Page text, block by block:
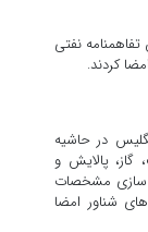
نفتی
کردند.
در حاشیه
پالایش و
سازی مشخصات
شناور امضا